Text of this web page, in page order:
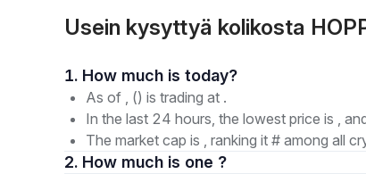
Usein kysyttyä kolikosta
1. How much is today?
As of , () is trading at .
In the last 24 hours, the lowest price is ,
The market cap is , ranking it # among all
2. How much is one ?